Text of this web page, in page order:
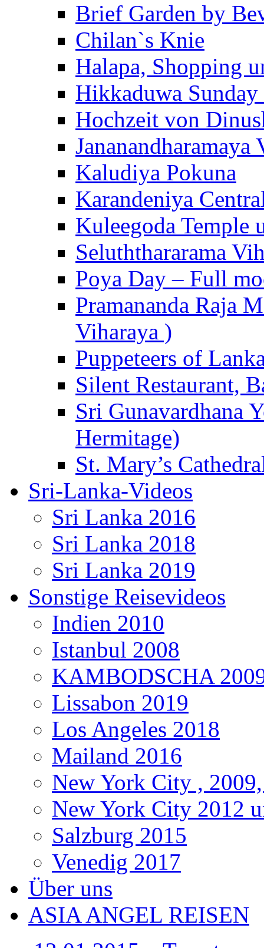
Brief Garden by
Chilan`s Knie
Halapa, Shopping
Hikkaduwa
Hochzeit von
Jananandharamaya
Kaludiya Pokuna
Karandeniya
Kuleegoda Temple
Seluththararama
Poya Day – Full
Pramananda Raja
Viharaya )
Puppeteers of
Silent Restaurant,
Sri Gunavardhana
Hermitage)
St. Mary’s
Sri-Lanka-Videos
Sri Lanka 2016
Sri Lanka 2018
Sri Lanka 2019
Sonstige Reisevideos
Indien 2010
Istanbul 2008
KAMBODSCHA
Lissabon 2019
Los Angeles 2018
Mailand 2016
New York City ,
New York City 2012
Salzburg 2015
Venedig 2017
Über uns
ASIA ANGEL REISEN